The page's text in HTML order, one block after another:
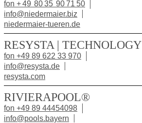
fon + 49 80 35 90 71 50
info@niedermaier.biz
niedermaier-tueren.de
RESYSTA | TECHNOLOGY
fon +49 89 622 33 970
info@resysta.de
resysta.com
RIVIERAPOOL®
fon +49 89 44454098
info@pools.bayern